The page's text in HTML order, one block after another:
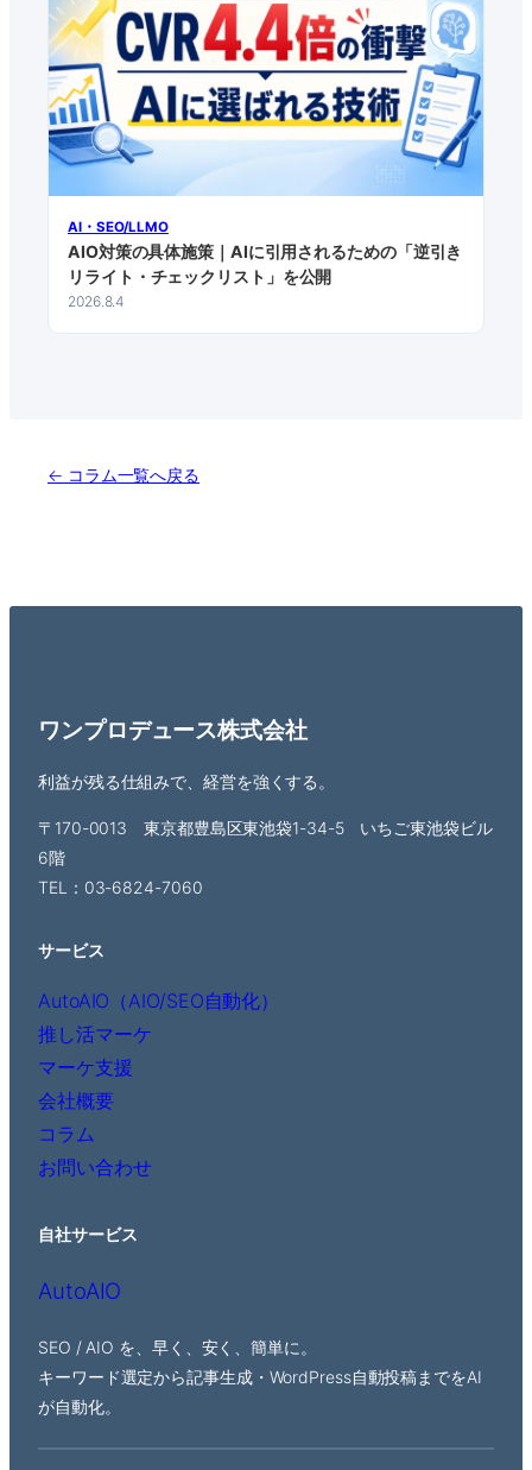
AI・SEO/LLMO
AIO対策の具体施策｜AIに引用されるための「逆引き
リライト・チェックリスト」を公開
2026.8.4
← コラム一覧へ戻る
ワンプロデュース株式会社
利益が残る仕組みで、経営を強くする。
〒170-0013 東京都豊島区東池袋1-34-5 いちご東池袋ビル
6階
TEL：03-6824-7060
サービス
AutoAIO（AIO/SEO自動化）
推し活マーケ
マーケ支援
会社概要
コラム
お問い合わせ
自社サービス
AutoAIO
SEO / AIO を、早く、安く、簡単に。
キーワード選定から記事生成・WordPress自動投稿までをAI
が自動化。